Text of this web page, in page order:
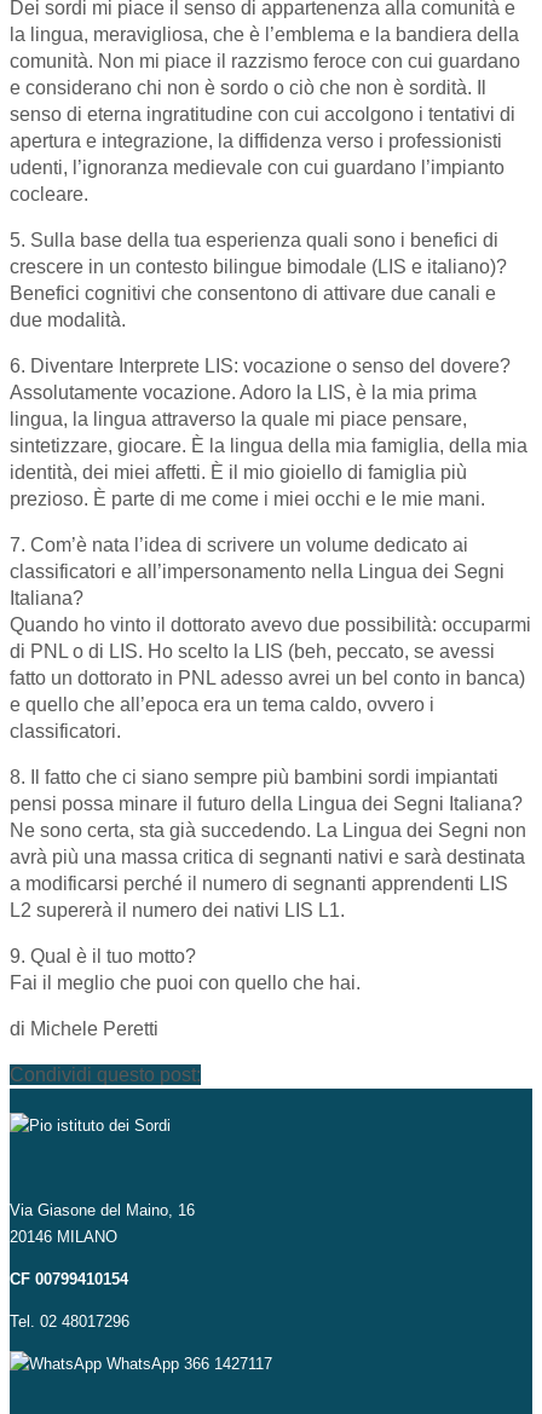
Dei sordi mi piace il senso di appartenenza alla comunità e
la lingua, meravigliosa, che è l’emblema e la bandiera della
comunità. Non mi piace il razzismo feroce con cui guardano
e considerano chi non è sordo o ciò che non è sordità. Il
senso di eterna ingratitudine con cui accolgono i tentativi di
apertura e integrazione, la diffidenza verso i professionisti
udenti, l’ignoranza medievale con cui guardano l’impianto
cocleare.
5. Sulla base della tua esperienza quali sono i benefici di
crescere in un contesto bilingue bimodale (LIS e italiano)?
Benefici cognitivi che consentono di attivare due canali e
due modalità.
6. Diventare Interprete LIS: vocazione o senso del dovere?
Assolutamente vocazione. Adoro la LIS, è la mia prima
lingua, la lingua attraverso la quale mi piace pensare,
sintetizzare, giocare. È la lingua della mia famiglia, della mia
identità, dei miei affetti. È il mio gioiello di famiglia più
prezioso. È parte di me come i miei occhi e le mie mani.
7. Com’è nata l’idea di scrivere un volume dedicato ai
classificatori e all’impersonamento nella Lingua dei Segni
Italiana?
Quando ho vinto il dottorato avevo due possibilità: occuparmi
di PNL o di LIS. Ho scelto la LIS (beh, peccato, se avessi
fatto un dottorato in PNL adesso avrei un bel conto in banca)
e quello che all’epoca era un tema caldo, ovvero i
classificatori.
8. Il fatto che ci siano sempre più bambini sordi impiantati
pensi possa minare il futuro della Lingua dei Segni Italiana?
Ne sono certa, sta già succedendo. La Lingua dei Segni non
avrà più una massa critica di segnanti nativi e sarà destinata
a modificarsi perché il numero di segnanti apprendenti LIS
L2 supererà il numero dei nativi LIS L1.
9. Qual è il tuo motto?
Fai il meglio che puoi con quello che hai.
di Michele Peretti
Condividi questo post:
Via Giasone del Maino, 16
20146 MILANO
CF 00799410154
Tel. 02 48017296
WhatsApp 366 1427117